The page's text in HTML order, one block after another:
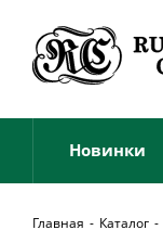
Новинки
Главная - Каталог -